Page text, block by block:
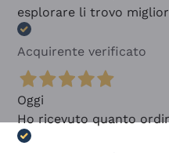
esplorare li trovo
Acquirente verificato
Oggi
Ho ricevuto quanto